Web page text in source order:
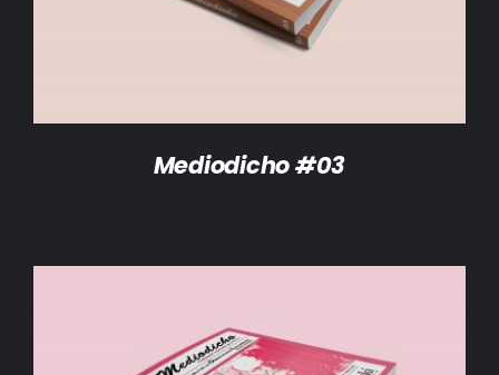
Mediodicho #03